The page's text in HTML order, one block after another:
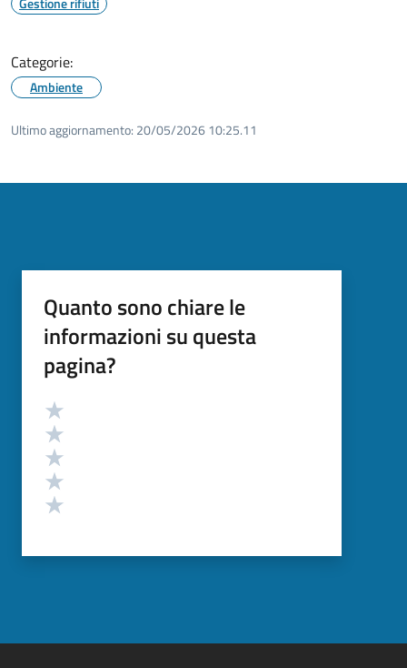
Categorie:
Ambiente
Ultimo aggiornamento: 20/05/2026 10:25.11
Quanto sono chiare le
informazioni su questa
pagina?
Valutazione